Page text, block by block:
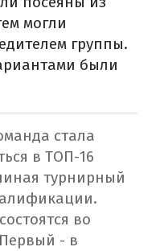
могли
группы.
были
стала
в ТОП-16
турнирный
во
- в